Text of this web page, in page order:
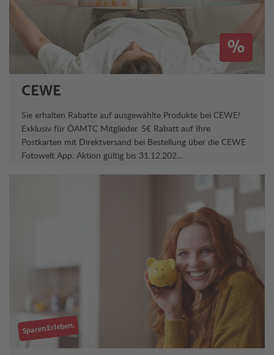
%
CEWE
Sie erhalten Rabatte auf ausgewählte Produkte bei CEWE!
Exklusiv für ÖAMTC Mitglieder. 5€ Rabatt auf Ihre
Postkarten mit Direktversand bei Bestellung über die CEWE
Fotowelt App. Aktion gültig bis 31.12.202…
Sparen.Erleben.